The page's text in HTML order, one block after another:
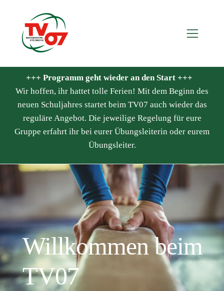
+++ Programm geht wieder an den Start +++
Wir hoffen, ihr hattet tolle Ferien! Mit dem Beginn des
neuen Schuljahres startet beim TV07 auch wieder das
reguläre Angebot. Die jeweilige Regelung für eure
Gruppe erfahrt ihr bei eurer Übungsleiterin oder eurem
Übungsleiter.
Willkommen beim
TV07